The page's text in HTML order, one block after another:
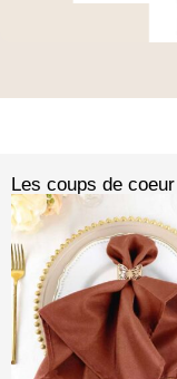
Les coups de coeur​